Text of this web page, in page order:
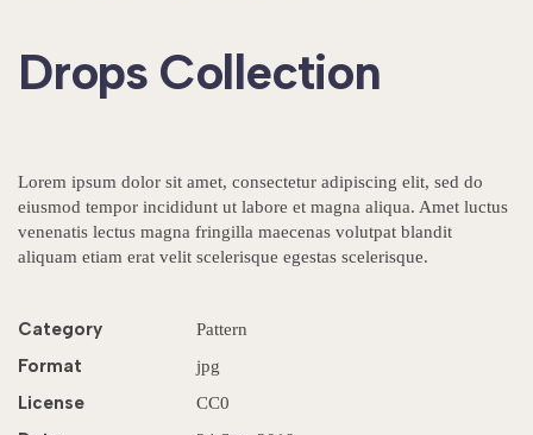
Drops Collection
Lorem ipsum dolor sit amet, consectetur adipiscing elit, sed do
eiusmod tempor incididunt ut labore et magna aliqua. Amet luctus
venenatis lectus magna fringilla maecenas volutpat blandit
aliquam etiam erat velit scelerisque egestas scelerisque.
Category Pattern
Format jpg
License CC0